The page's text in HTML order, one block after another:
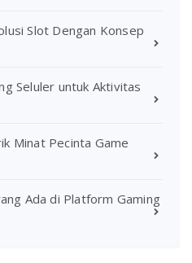
Slot Dengan Konsep
Seluler untuk Aktivitas
Minat Pecinta Game
Ada di Platform Gaming